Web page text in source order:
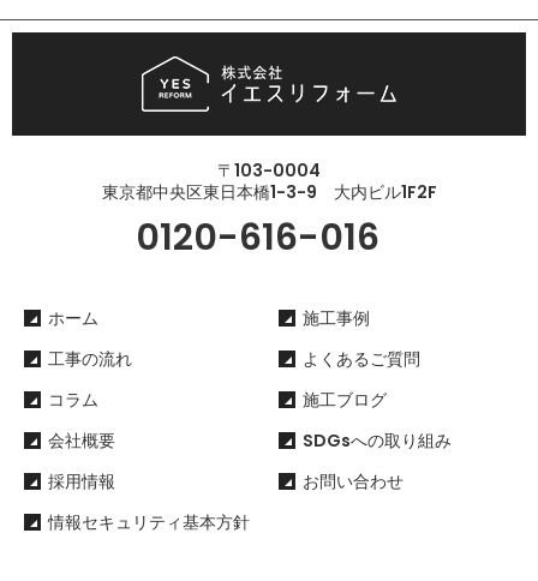
〒103-0004
東京都中央区東日本橋1-3-9 大内ビル1F2F
0120-616-016
ホーム
施工事例
工事の流れ
よくあるご質問
コラム
施工ブログ
会社概要
SDGsへの取り組み
採用情報
お問い合わせ
情報セキュリティ基本方針